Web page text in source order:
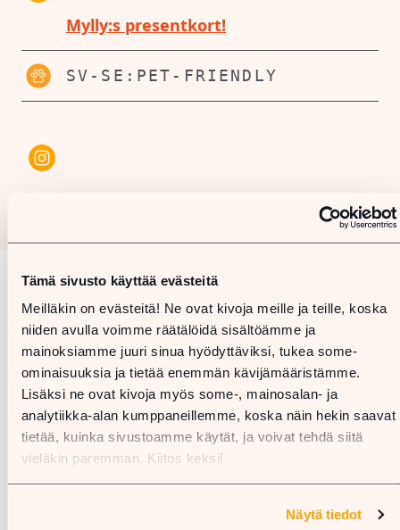
Tämä sivusto käyttää evästeitä
Meilläkin on evästeitä! Ne ovat kivoja meille ja teille, koska
niiden avulla voimme räätälöidä sisältöämme ja
mainoksiamme juuri sinua hyödyttäviksi, tukea some-
ominaisuuksia ja tietää enemmän kävijämääristämme.
Lisäksi ne ovat kivoja myös some-, mainosalan- ja
analytiikka-alan kumppaneillemme, koska näin hekin saavat
tietää, kuinka sivustoamme käytät, ja voivat tehdä siitä
vieläkin paremman. Kiitos keksi!
Näytä tiedot
Mylly:s presentkort!
SV-SE:PET-FRIENDLY
Karta